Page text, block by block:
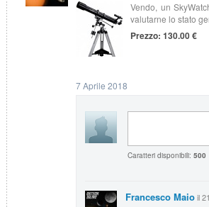
Vendo, un
valutarne lo stato
Prezzo: 130.00 €
7 Aprile 2018
Caratteri disponibili:500
Francesco Maioil